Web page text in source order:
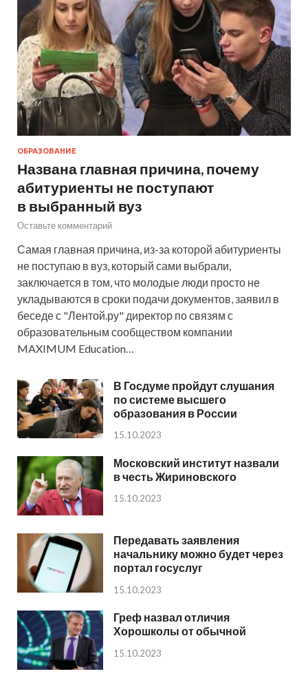
ОБРАЗОВАНИЕ
Названа главная причина, почему
абитуриенты не поступают
в выбранный вуз
Оставьте комментарий
Самая главная причина, из-за которой абитуриенты
не поступаю в вуз, который сами выбрали,
заключается в том, что молодые люди просто не
укладываются в сроки подачи документов, заявил в
беседе с "Лентой.ру" директор по связям с
образовательным сообществом компании
MAXIMUM Education…
В Госдуме пройдут слушания
по системе высшего
образования в России
15.10.2023
Московский институт назвали
в честь Жириновского
15.10.2023
Передавать заявления
начальнику можно будет через
портал госуслуг
15.10.2023
Греф назвал отличия
Хорошколы от обычной
15.10.2023